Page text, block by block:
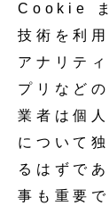
Cookie ま
技術を利
アナリテ
プリなど
業者は個
について
るはずで
事も重要